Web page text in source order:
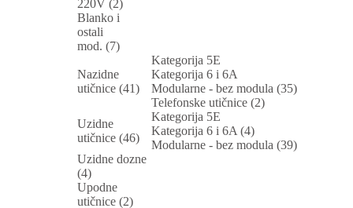
220V (2)
Blanko i
ostali
mod. (7)
Nazidne
utičnice (41)
Kategorija 5E
Kategorija 6 i 6A
Modularne - bez modula (35)
Telefonske utičnice (2)
Uzidne
utičnice (46)
Kategorija 5E
Kategorija 6 i 6A (4)
Modularne - bez modula (39)
Uzidne dozne
(4)
Upodne
utičnice (2)